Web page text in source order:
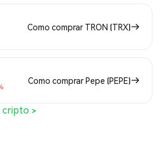
Como comprar TRON (TRX)
Como comprar Pepe (PEPE)
cripto >